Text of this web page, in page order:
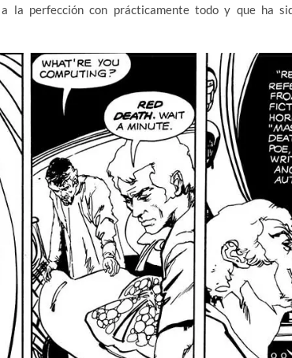
la perfección con prácticamente todo y que ha